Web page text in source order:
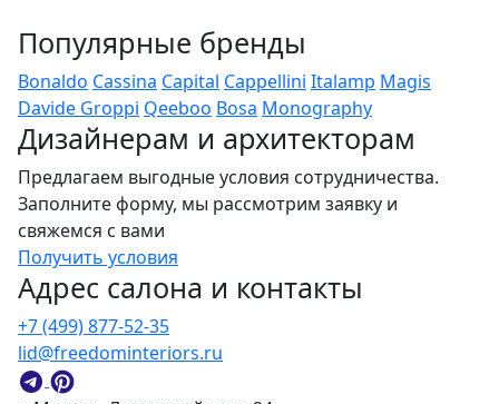
Популярные бренды
Bonaldo Cassina Capital Cappellini Italamp Magis
Davide Groppi Qeeboo Bosa Monography
Дизайнерам и архитекторам
Предлагаем выгодные условия сотрудничества.
Заполните форму, мы рассмотрим заявку и
свяжемся с вами
Получить условия
Адрес салона и контакты
+7 (499) 877-52-35
lid@freedominteriors.ru